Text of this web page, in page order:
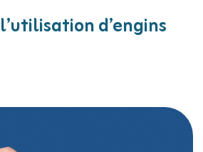
d’engins